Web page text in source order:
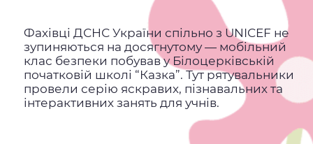
Фахівці ДСНС України спільно з UNICEF не
зупиняються на досягнутому — мобільний
клас безпеки побував у Білоцерківській
початковій школі “Казка”. Тут рятувальники
провели серію яскравих, пізнавальних та
інтерактивних занять для учнів.